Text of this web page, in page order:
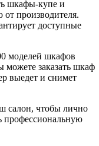
шкафы-купе и
производителя.
доступные
моделей шкафов
заказать шкаф
выедет и снимет
салон, чтобы лично
профессиональную